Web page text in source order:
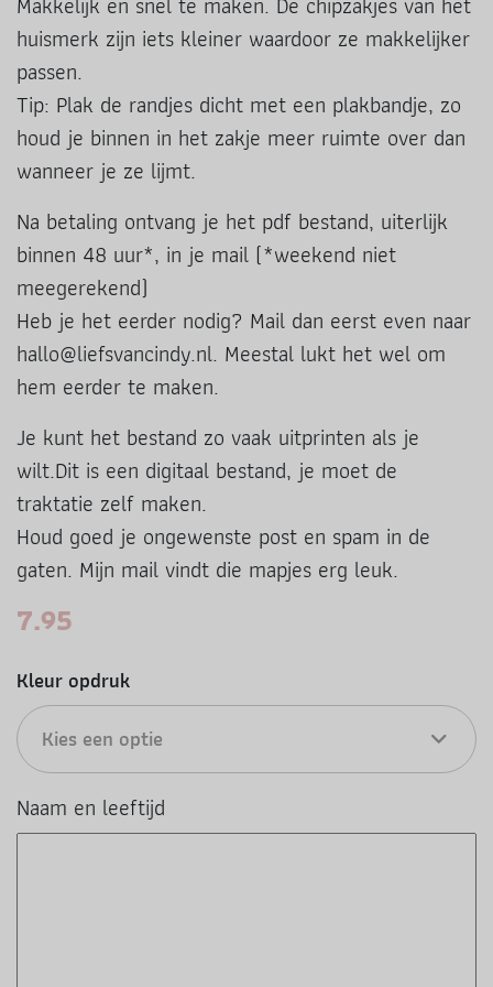
huismerk zijn iets kleiner waardoor ze makkelijker
passen.
Tip: Plak de randjes dicht met een plakbandje, zo
houd je binnen in het zakje meer ruimte over dan
wanneer je ze lijmt.
Na betaling ontvang je het pdf bestand, uiterlijk
binnen 48 uur*, in je mail (*weekend niet
meegerekend)
Heb je het eerder nodig? Mail dan eerst even naar
hallo@liefsvancindy.nl. Meestal lukt het wel om
hem eerder te maken.
Je kunt het bestand zo vaak uitprinten als je
wilt.Dit is een digitaal bestand, je moet de
traktatie zelf maken.
Houd goed je ongewenste post en spam in de
gaten. Mijn mail vindt die mapjes erg leuk.
7.95
Kleur opdruk
Kies een optie
Naam en leeftijd